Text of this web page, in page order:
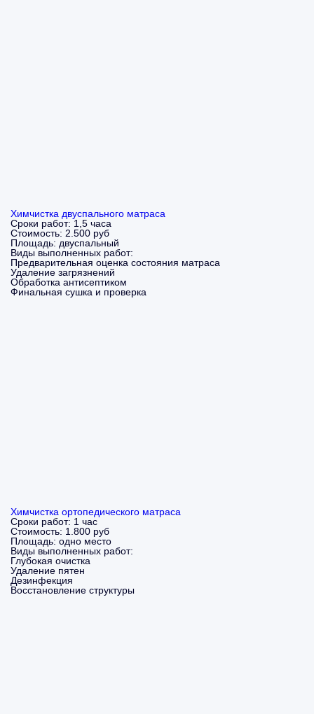
Химчистка двуспального матраса
Сроки работ: 1,5 часа
Стоимость: 2.500 руб
Площадь: двуспальный
Виды выполненных работ:
Предварительная оценка состояния матраса
Удаление загрязнений
Обработка антисептиком
Финальная сушка и проверка
Химчистка ортопедического матраса
Сроки работ: 1 час
Стоимость: 1.800 руб
Площадь: одно место
Виды выполненных работ:
Глубокая очистка
Удаление пятен
Дезинфекция
Восстановление структуры